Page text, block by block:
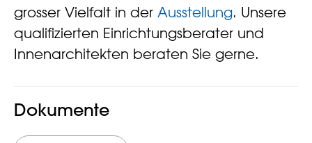
grosser Vielfalt in der Ausstellung. Unsere
qualifizierten Einrichtungsberater und
Innenarchitekten beraten Sie gerne.
Dokumente